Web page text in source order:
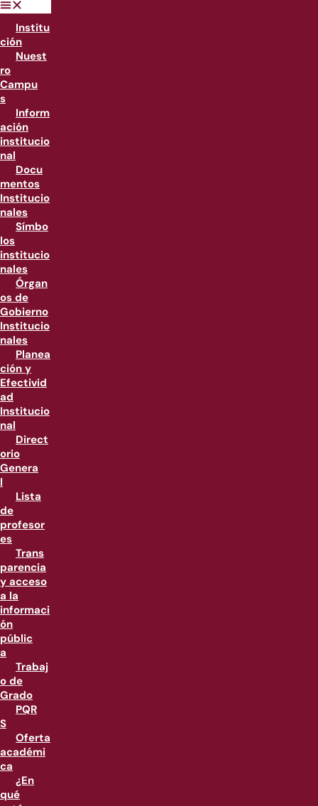
Institu
ción
Nuest
ro
Campu
s
Inform
ación
institucio
nal
Docu
mentos
Institucio
nales
Símbo
los
institucio
nales
Órgan
os de
Gobierno
Institucio
nales
Planea
ción y
Efectivid
ad
Institucio
nal
Direct
orio
Genera
l
Lista
de
profesor
es
Trans
parencia
y acceso
a la
informaci
ón
públic
a
Trabaj
o de
Grado
PQR
S
Oferta
académi
ca
¿En
qué